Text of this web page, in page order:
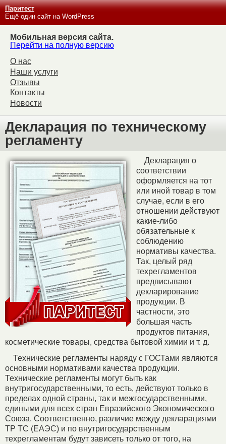
Паритест
Ещё один сайт на WordPress
Мобильная версия сайта.
Перейти на полную версию
О нас
Наши услуги
Отзывы
Контакты
Новости
Декларация по техническому
регламенту
Декларация о
соответствии
оформляется на тот
или иной товар в том
случае, если в его
отношении действуют
какие-либо
обязательные к
соблюдению
нормативы качества.
Так, целый ряд
техрегламентов
предписывают
декларирование
продукции. В
частности, это
большая часть
продуктов питания,
косметические товары, средства бытовой химии и т. д.
Технические регламенты наряду с ГОСТами являются
основными нормативами качества продукции.
Технические регламенты могут быть как
внутригосударственными, то есть, действуют только в
пределах одной страны, так и межгосударственными,
едиными для всех стран Евразийского Экономического
Союза. Соответственно, различие между декларациями
ТР ТС (ЕАЭС) и по внутригосударственным
техрегламентам будут зависеть только от того, на